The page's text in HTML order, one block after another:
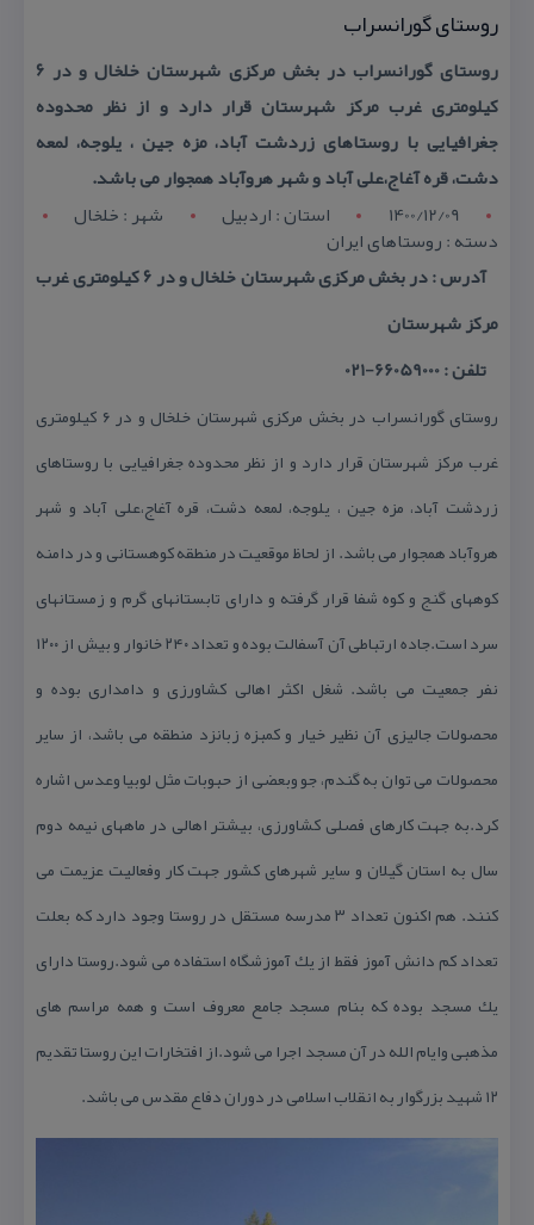
روستای گورانسراب
روستای گورانسراب در بخش مركزی شهرستان خلخال و در ۶
كیلومتری غرب مركز شهرستان قرار دارد و از نظر محدوده
جغرافیایی با روستاهای زردشت آباد، مزه جین ، یلوجه، لمعه
دشت، قره آغاج،علی آباد و شهر هروآباد همجوار می باشد.
1400/12/09
استان : اردبيل شهر : خلخال
دسته : روستاهای ایران
آدرس : در بخش مركزی شهرستان خلخال و در ۶ كیلومتری غرب
مركز شهرستان
تلفن : 66059000-021
روستای گورانسراب در بخش مركزی شهرستان خلخال و در ۶ كیلومتری
غرب مركز شهرستان قرار دارد و از نظر محدوده جغرافیایی با روستاهای
زردشت آباد، مزه جین ، یلوجه، لمعه دشت، قره آغاج،علی آباد و شهر
هروآباد همجوار می باشد. از لحاظ موقعیت در منطقه كوهستانی و در دامنه
كوههای گنج و كوه شفا قرار گرفته و دارای تابستانهای گرم و زمستانهای
سرد است.جاده ارتباطی آن آسفالت بوده و تعداد ۲۴۰ خانوار و بیش از ۱۲۰۰
نفر جمعیت می باشد. شغل اكثر اهالی كشاورزی و دامداری بوده و
محصولات جالیزی آن نظیر خیار و كمبزه زبانزد منطقه می باشد، از سایر
محصولات می توان به گندم، جو وبعضی از حبوبات مثل لوبیا وعدس اشاره
كرد.به جهت كارهای فصلی كشاورزی، بیشتر اهالی در ماههای نیمه دوم
سال به استان گیلان و سایر شهرهای كشور جهت كار وفعالیت عزیمت می
كنند. هم اكنون تعداد ۳ مدرسه مستقل در روستا وجود دارد كه بعلت
تعداد كم دانش آموز فقط از یك آموزشگاه استفاده می شود.روستا دارای
یك مسجد بوده كه بنام مسجد جامع معروف است و همه مراسم های
مذهبی وایام الله در آن مسجد اجرا می شود.از افتخارات این روستا تقدیم
۱۲ شهید بزرگوار به انقلاب اسلامی در دوران دفاع مقدس می باشد.